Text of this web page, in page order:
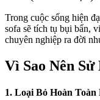
Trong cuộc sống hiện
sofa sẽ tích tụ bụi bẩn,
chuyên nghiệp ra đời
Vì Sao Nên
1. Loại Bỏ Hoàn